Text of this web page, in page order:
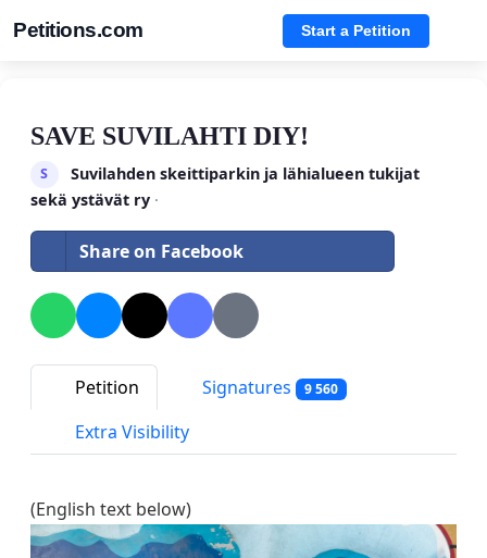
Petitions.com Start a Petition
SAVE SUVILAHTI DIY!
S
Suvilahden skeittiparkin ja lähialueen tukijat
sekä ystävät ry ·
Share on Facebook
Petition Signatures 9 560
Extra Visibility
(English text below)